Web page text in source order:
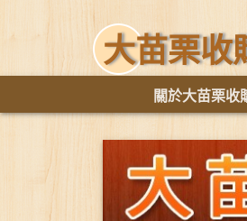
大苗栗收
關於大苗栗收